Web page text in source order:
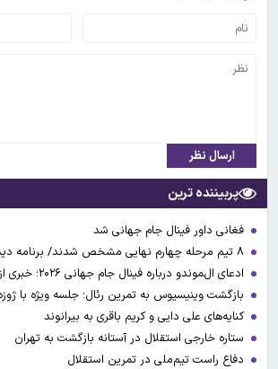
ارسال نظر
پربیننده ترین
فغانی داور فینال جام جهانی شد
ادعای ال‌‍موندو درباره فینال جام جهانی ۲۰۲۶؛ خبری از فغانی نیست!
بازگشت وینیسیوس به تمرین رئال؛ جلسه ویژه با
کنایه‌های علی دایی و کریم باقری به بیرانوند
ستاره خارجی استقلال در آستانه بازگشت به تهران
دفاع راست تیم‌ملی در تمرین استقلال